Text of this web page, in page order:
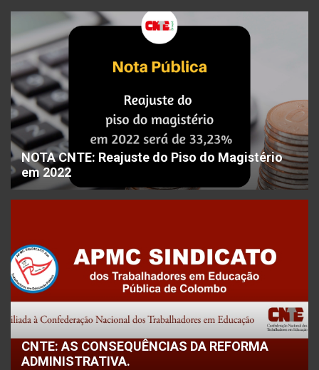
NOTA CNTE: Reajuste do Piso do Magistério
em 2022
CNTE: AS CONSEQUÊNCIAS DA REFORMA
ADMINISTRATIVA.